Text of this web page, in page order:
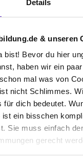
Details
& unseren
bist! Bevor du hier
haben wir ein
mal was von
nicht Schlimmes.
für dich bedeutet.
ist ein bisschen
Sie muss einfach
gerecht
Berufsausbildung
Ausbildung
zu Schritt 2